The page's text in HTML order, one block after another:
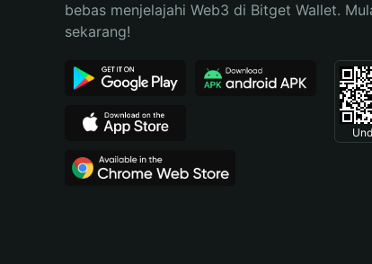
Español (Argentina)
bebas menjelajahi Web3 di Bitget Wallet.
sekarang!